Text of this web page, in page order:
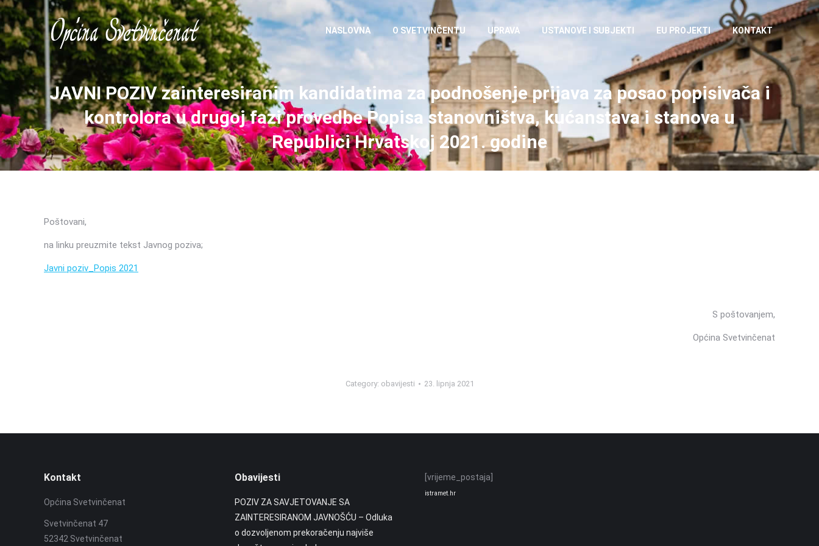
NASLOVNA O SVETVINČENTU UPRAVA USTANOVE I SUBJEKTI EU PROJEKTI KONTAKT
JAVNI POZIV zainteresiranim kandidatima za podnošenje prijava za posao popisivača i
kontrolora u drugoj fazi provedbe Popisa stanovništva, kućanstava i stanova u
Republici Hrvatskoj 2021. godine
Poštovani,
na linku preuzmite tekst Javnog poziva;
Javni poziv_Popis 2021
S poštovanjem,
Općina Svetvinčenat
Category: obavijesti 23. lipnja 2021
Kontakt
Općina Svetvinčenat
Svetvinčenat 47
52342 Svetvinčenat
Obavijesti
POZIV ZA SAVJETOVANJE SA
ZAINTERESIRANOM JAVNOŠĆU – Odluka
o dozvoljenom prekoračenju najviše
[vrijeme_postaja]
istramet.hr